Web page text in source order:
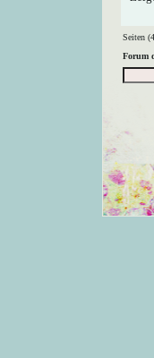
Seiten
Forum